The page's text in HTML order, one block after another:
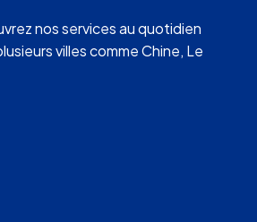
nosservicesau quotidien
villescommeChine, Le